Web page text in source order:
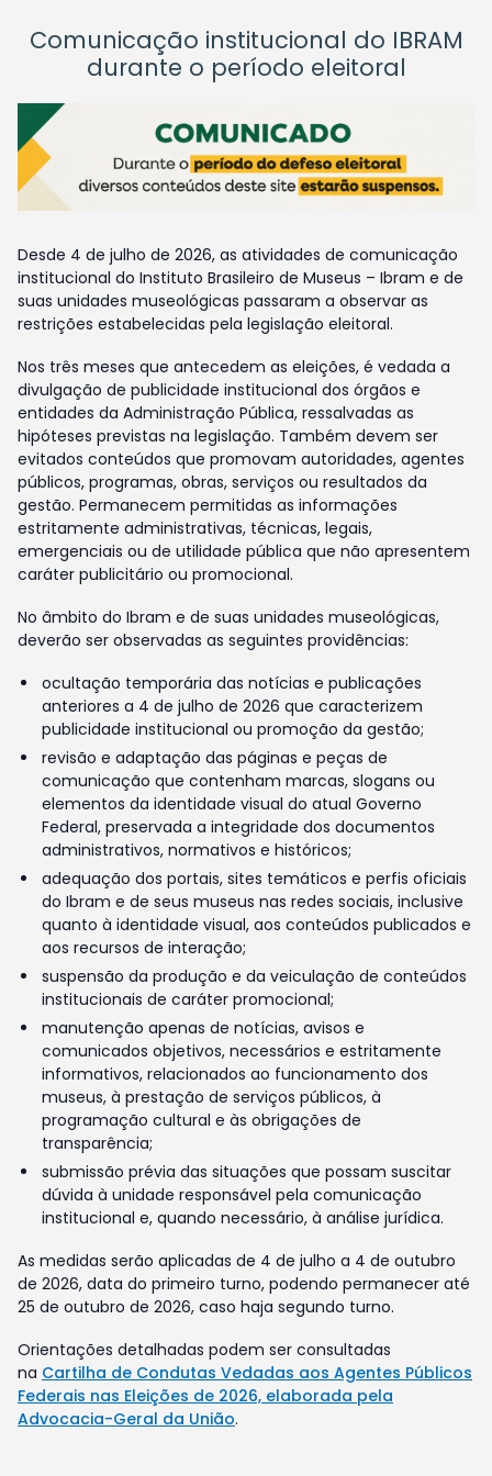
Comunicação institucional do IBRAM
durante o período eleitoral
Desde 4 de julho de 2026, as atividades de comunicação
institucional do Instituto Brasileiro de Museus – Ibram e de
suas unidades museológicas passaram a observar as
restrições estabelecidas pela legislação eleitoral.
Nos três meses que antecedem as eleições, é vedada a
divulgação de publicidade institucional dos órgãos e
entidades da Administração Pública, ressalvadas as
hipóteses previstas na legislação. Também devem ser
evitados conteúdos que promovam autoridades, agentes
públicos, programas, obras, serviços ou resultados da
gestão. Permanecem permitidas as informações
estritamente administrativas, técnicas, legais,
emergenciais ou de utilidade pública que não apresentem
caráter publicitário ou promocional.
No âmbito do Ibram e de suas unidades museológicas,
deverão ser observadas as seguintes providências:
ocultação temporária das notícias e publicações
anteriores a 4 de julho de 2026 que caracterizem
publicidade institucional ou promoção da gestão;
revisão e adaptação das páginas e peças de
comunicação que contenham marcas, slogans ou
elementos da identidade visual do atual Governo
Federal, preservada a integridade dos documentos
administrativos, normativos e históricos;
adequação dos portais, sites temáticos e perfis oficiais
do Ibram e de seus museus nas redes sociais, inclusive
quanto à identidade visual, aos conteúdos publicados e
aos recursos de interação;
suspensão da produção e da veiculação de conteúdos
institucionais de caráter promocional;
manutenção apenas de notícias, avisos e
comunicados objetivos, necessários e estritamente
informativos, relacionados ao funcionamento dos
museus, à prestação de serviços públicos, à
programação cultural e às obrigações de
transparência;
submissão prévia das situações que possam suscitar
dúvida à unidade responsável pela comunicação
institucional e, quando necessário, à análise jurídica.
As medidas serão aplicadas de 4 de julho a 4 de outubro
de 2026, data do primeiro turno, podendo permanecer até
25 de outubro de 2026, caso haja segundo turno.
Orientações detalhadas podem ser consultadas
na Cartilha de Condutas Vedadas aos Agentes Públicos
Federais nas Eleições de 2026, elaborada pela
Advocacia-Geral da União.